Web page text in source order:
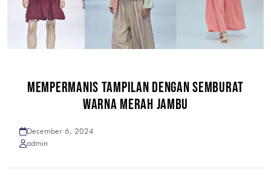
MEMPERMANIS TAMPILAN DENGAN SEMBURAT
WARNA MERAH JAMBU
December 6, 2024
admin